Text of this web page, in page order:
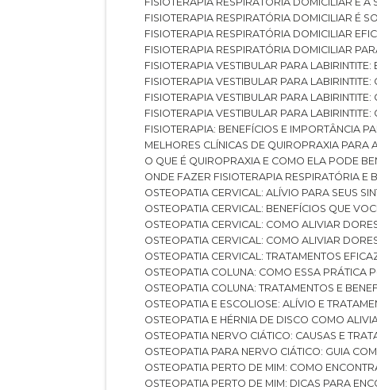
FISIOTERAPIA RESPIRATÓRIA DOMICILIAR É
FISIOTERAPIA RESPIRATÓRIA DOMICILIAR
FISIOTERAPIA RESPIRATÓRIA DOMICILIAR
FISIOTERAPIA VESTIBULAR PARA
FISIOTERAPIA VESTIBULAR PARA
FISIOTERAPIA VESTIBULAR PARA
FISIOTERAPIA VESTIBULAR PARA
FISIOTERAPIA: BENEFÍCIOS E IMPORTÂNCIA
MELHORES CLÍNICAS DE QUIROPRAXIA
O QUE É QUIROPRAXIA E COMO ELA PODE
ONDE FAZER FISIOTERAPIA RESPIRATÓRIA E
OSTEOPATIA CERVICAL: ALÍVIO PARA SEUS
OSTEOPATIA CERVICAL: BENEFÍCIOS QUE
OSTEOPATIA CERVICAL: COMO ALIVIAR
OSTEOPATIA CERVICAL: COMO ALIVIAR
OSTEOPATIA CERVICAL: TRATAMENTOS
OSTEOPATIA COLUNA: COMO ESSA
OSTEOPATIA COLUNA: TRATAMENTOS E
OSTEOPATIA E ESCOLIOSE: ALÍVIO E
OSTEOPATIA E HÉRNIA DE DISCO COMO
OSTEOPATIA NERVO CIÁTICO: CAUSAS E
OSTEOPATIA PARA NERVO CIÁTICO: GUIA
OSTEOPATIA PERTO DE MIM: COMO
OSTEOPATIA PERTO DE MIM: DICAS PARA